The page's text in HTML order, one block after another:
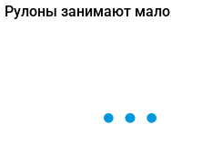
Рулоны занимают мало